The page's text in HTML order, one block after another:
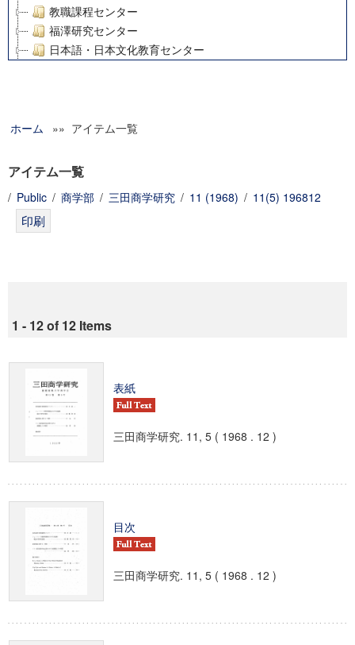
教職課程センター
福澤研究センター
日本語・日本文化教育センター
グローバルリサーチインスティテュート
科学研究費補助金研究成果報告書
慶應義塾大学グローバルCOEプログラム市民社会ガバナンス
ホーム »» アイテム一覧
アイテム一覧
/ Public / 商学部 / 三田商学研究 / 11 (1968) / 11(5) 196812
1 - 12 of 12 Items
表紙
三田商学研究. 11, 5 ( 1968 . 12 )
目次
三田商学研究. 11, 5 ( 1968 . 12 )